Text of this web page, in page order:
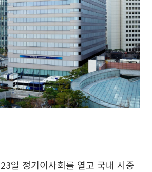
일 정기이사회를 열고 국내 시중